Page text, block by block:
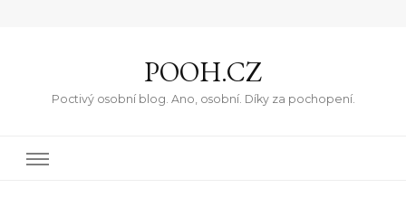
POOH.CZ
Poctivý osobní blog. Ano, osobní. Díky za pochopení.